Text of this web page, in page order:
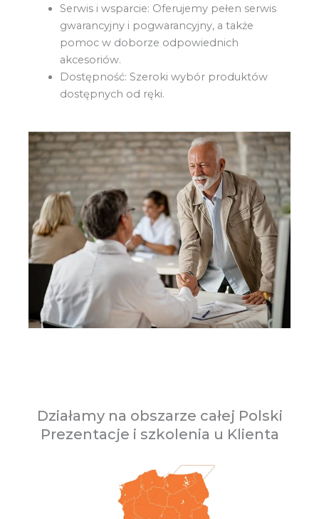
Serwis i wsparcie: Oferujemy pełen serwis
gwarancyjny i pogwarancyjny, a także
pomoc w doborze odpowiednich
akcesoriów.
Dostępność: Szeroki wybór produktów
dostępnych od ręki.
Działamy na obszarze całej Polski
Prezentacje i szkolenia u Klienta